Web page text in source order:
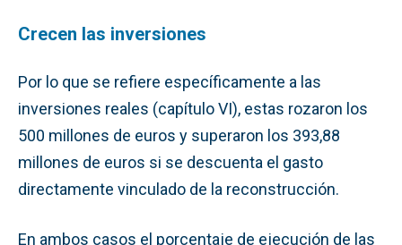
Crecen las inversiones
Por lo que se refiere específicamente a las
inversiones reales (capítulo VI), estas rozaron los
500 millones de euros y superaron los 393,88
millones de euros si se descuenta el gasto
directamente vinculado de la reconstrucción.
En ambos casos el porcentaje de ejecución de las